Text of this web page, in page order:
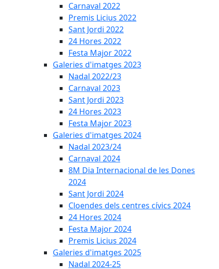
Carnaval 2022
Premis Licius 2022
Sant Jordi 2022
24 Hores 2022
Festa Major 2022
Galeries d'imatges 2023
Nadal 2022/23
Carnaval 2023
Sant Jordi 2023
24 Hores 2023
Festa Major 2023
Galeries d'imatges 2024
Nadal 2023/24
Carnaval 2024
8M Dia Internacional de les Dones
2024
Sant Jordi 2024
Cloendes dels centres cívics 2024
24 Hores 2024
Festa Major 2024
Premis Licius 2024
Galeries d'imatges 2025
Nadal 2024-25